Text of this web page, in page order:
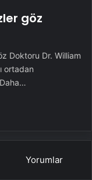
göz
Doktoru Dr. William
ortadan
Yorumlar